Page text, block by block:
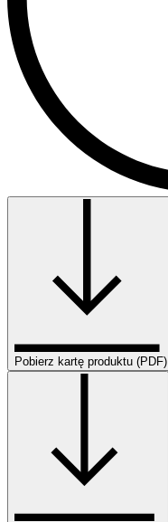
Pobierz kartę produktu (PDF)